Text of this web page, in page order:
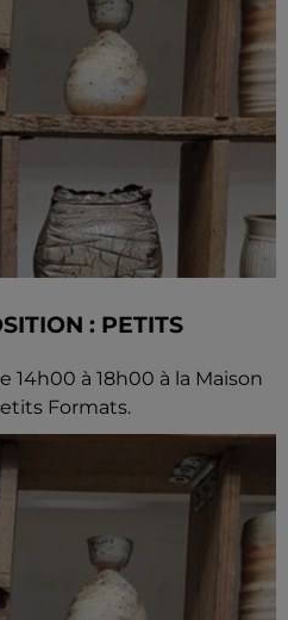
: PETITS
14h00 à 18h00 à la Maison
Formats.